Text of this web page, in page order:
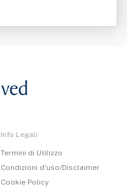
Info Legali
Termini di Utilizzo
Condizioni d'uso/Disclaimer
Cookie Policy